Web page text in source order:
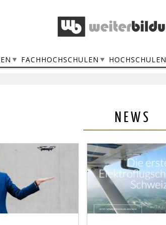
FACHHOCHSCHULEN HOCHSCHULEN
NEWS